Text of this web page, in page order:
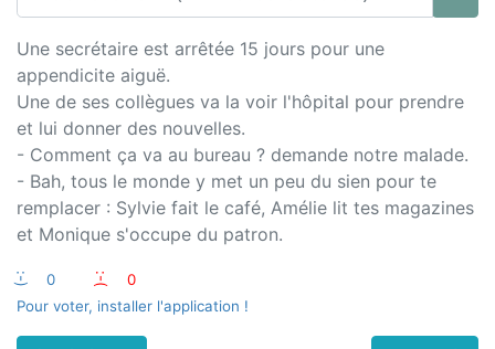
Une secrétaire est arrêtée 15 jours pour une
appendicite aiguë.
Une de ses collègues va la voir l'hôpital pour prendre
et lui donner des nouvelles.
- Comment ça va au bureau ? demande notre malade.
- Bah, tous le monde y met un peu du sien pour te
remplacer : Sylvie fait le café, Amélie lit tes magazines
et Monique s'occupe du patron.
:-) 0 :-(
0
Pour voter, installer l'application !